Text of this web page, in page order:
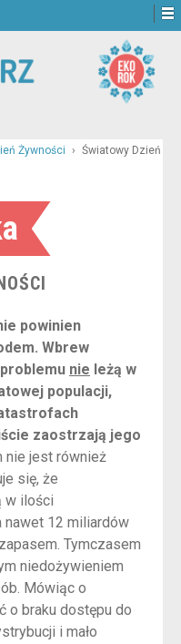
Żywności › Światowy Dzień
powinien
Wbrew
nie leżą w
populacji,
zaostrzają jego
nie jest również
się, że
w ilości
12 miliardów
Tymczasem
niedożywieniem
Mówiąc o
o braku dostępu do
i mało